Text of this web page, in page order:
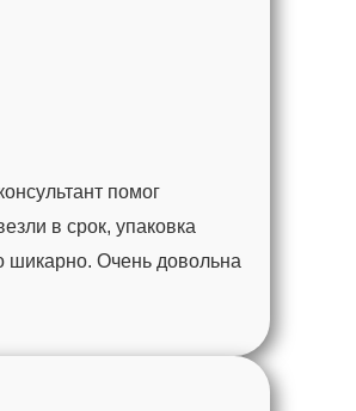
помог
в срок, упаковка
шикарно. Очень довольна